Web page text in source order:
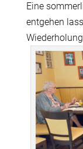
Eine
entgehen